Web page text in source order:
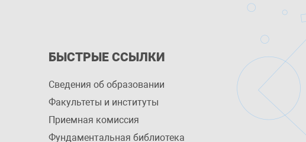
БЫСТРЫЕ ССЫЛКИ
Сведения об образовании
Факультеты и институты
Приемная комиссия
Фундаментальная библиотека